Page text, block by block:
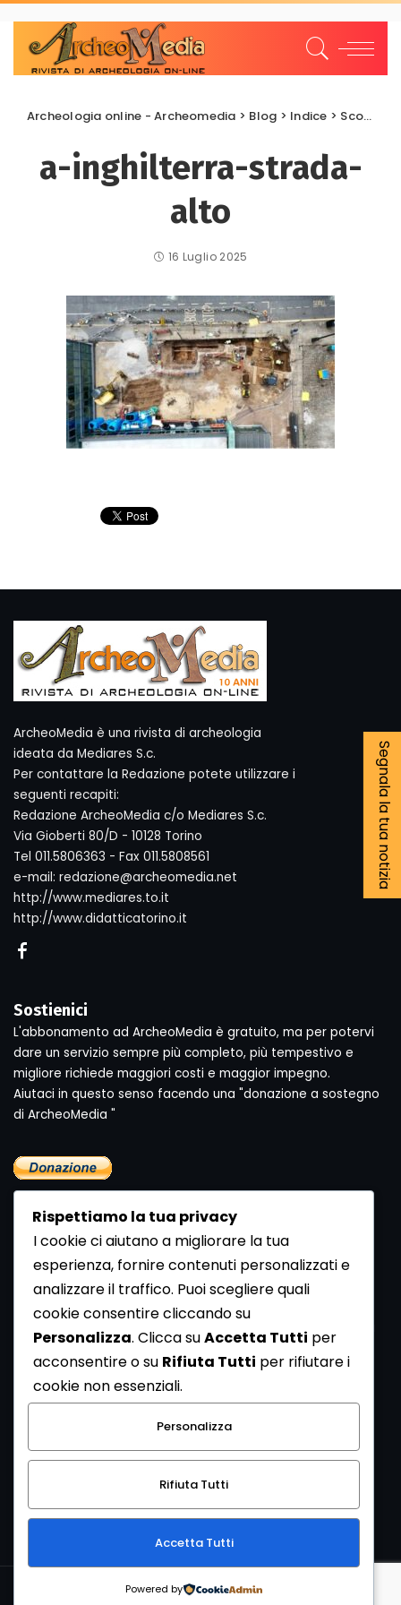
Archeologia online - Archeomedia > Blog > Indice > Scoperte e scavi
a-inghilterra-strada-
alto
16 Luglio 2025
Segnala la tua notizia
ArcheoMedia è una rivista di archeologia
ideata da Mediares S.c.
Per contattare la Redazione potete utilizzare i
seguenti recapiti:
Redazione ArcheoMedia c/o Mediares S.c.
Via Gioberti 80/D - 10128 Torino
Tel 011.5806363 - Fax 011.5808561
e-mail: redazione@archeomedia.net
http://www.mediares.to.it
http://www.didatticatorino.it
Sostienici
L'abbonamento ad ArcheoMedia è gratuito, ma per potervi
dare un servizio sempre più completo, più tempestivo e
migliore richiede maggiori costi e maggior impegno.
Aiutaci in questo senso facendo una "donazione a sostegno
di ArcheoMedia "
Newsletter
Se vuoi ricevere la Rivista gratuita di archeologia realizzata
dalla Redazione di ArcheoMedia iscriviti alla nostra
Newsletter [Clicca Qui]
Con l'invio del messaggio l'utente dichiara di aver letto
l’informativa sulla privacy e di acconsentire al trattamento
dei propri dati personali.
Copyright © 1999-2026Mediares S.c.PI 07341730013 - [
Rispettiamo la tua privacy
I cookie ci aiutano a migliorare la tua
esperienza, fornire contenuti personalizzati e
analizzare il traffico. Puoi scegliere quali
cookie consentire cliccando su
Personalizza. Clicca suAccetta Tutti per
acconsentire o su Rifiuta Tutti per rifiutare i
cookie non essenziali.
Personalizza
Rifiuta Tutti
Accetta Tutti
Powered by